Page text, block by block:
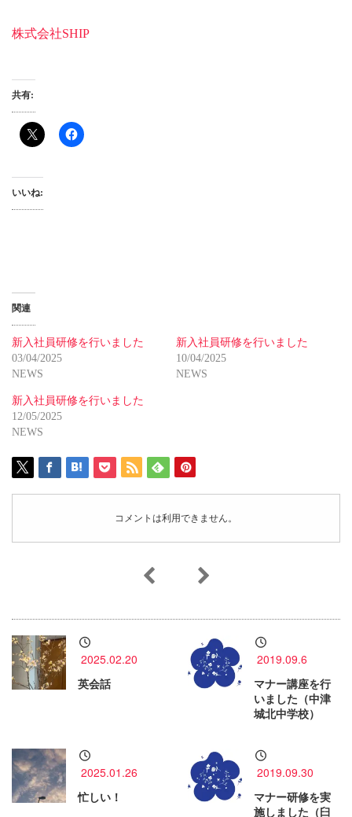
株式会社SHIP
共有:
いいね:
関連
新入社員研修を行いました
03/04/2025
NEWS
新入社員研修を行いました
10/04/2025
NEWS
新入社員研修を行いました
12/05/2025
NEWS
コメントは利用できません。
2025.02.20
英会話
2019.09.6
マナー講座を行
いました（中津
城北中学校）
2025.01.26
忙しい！
2019.09.30
マナー研修を実
施しました（臼